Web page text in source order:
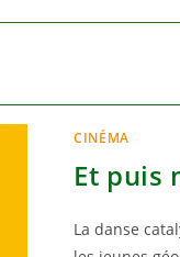
CINÉMA
Et puis
La danse